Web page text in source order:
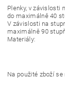
Plenky, v závislosti
do maximálně 40
V závislosti na
maximálně 90
Materiály:
Na použité zboží